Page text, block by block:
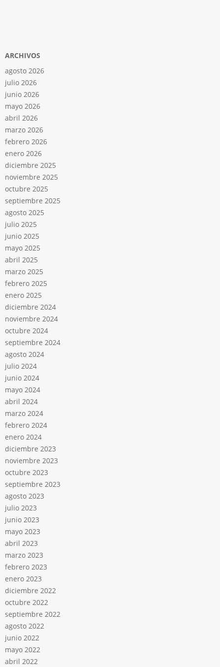
ARCHIVOS
agosto 2026
julio 2026
junio 2026
mayo 2026
abril 2026
marzo 2026
febrero 2026
enero 2026
diciembre 2025
noviembre 2025
octubre 2025
septiembre 2025
agosto 2025
julio 2025
junio 2025
mayo 2025
abril 2025
marzo 2025
febrero 2025
enero 2025
diciembre 2024
noviembre 2024
octubre 2024
septiembre 2024
agosto 2024
julio 2024
junio 2024
mayo 2024
abril 2024
marzo 2024
febrero 2024
enero 2024
diciembre 2023
noviembre 2023
octubre 2023
septiembre 2023
agosto 2023
julio 2023
junio 2023
mayo 2023
abril 2023
marzo 2023
febrero 2023
enero 2023
diciembre 2022
octubre 2022
septiembre 2022
agosto 2022
junio 2022
mayo 2022
abril 2022